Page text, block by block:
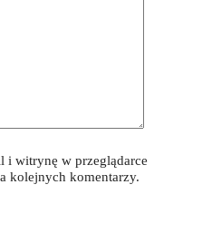
i witrynę w przeglądarce
kolejnych komentarzy.